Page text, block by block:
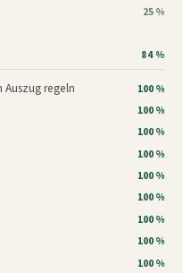
25 %
84 %
regeln 100 %
100 %
100 %
100 %
100 %
100 %
100 %
100 %
100 %